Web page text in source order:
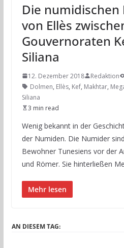
Die numidischen
von Ellès
Gouvernoraten
Siliana
12. Dezember 2018 Redaktion
Dolmen, Ellès, Kef, Makhtar,
Siliana
3 min read
Wenig bekannt in der
der Numiden. Die Numider
Bewohner Tunesiens vor der
und Römer. Sie hinterließen
Mehr lesen
AN DIESEM TAG: